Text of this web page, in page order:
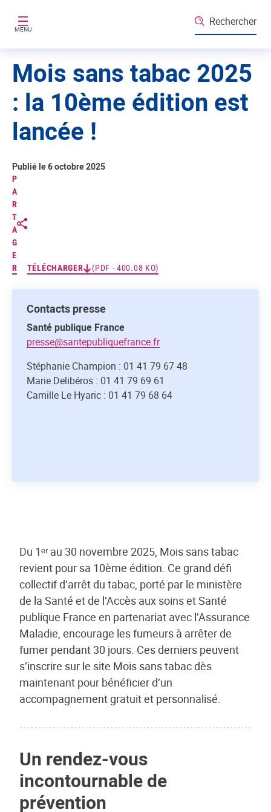
MENU
Rechercher
Mois sans tabac 2025
: la 10ème édition est
lancée !
P
A
R
T
A
G
E
R
TÉLÉCHARGER (PDF - 400.08 KO)
Publié le 6 octobre 2025
Contacts presse
Santé publique France
presse@santepubliquefrance.fr
Stéphanie Champion : 01 41 79 67 48
Marie Delibéros : 01 41 79 69 61
Camille Le Hyaric : 01 41 79 68 64
Du 1ᵉʳ au 30 novembre 2025, Mois sans tabac
revient pour sa 10ème édition. Ce grand défi
collectif d’arrêt du tabac, porté par le ministère
de la Santé et de l’Accès aux soins et Santé
publique France en partenariat avec l’Assurance
Maladie, encourage les fumeurs à arrêter de
fumer pendant 30 jours. Ces derniers peuvent
s’inscrire sur le site Mois sans tabac dès
maintenant pour bénéficier d’un
accompagnement gratuit et personnalisé.
Un rendez-vous
incontournable de
prévention